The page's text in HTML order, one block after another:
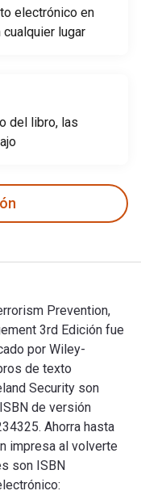
electrónico en
lugar
del libro, las
Prevention,
3rd Edición fue
por Wiley-
de texto
Security son
de versión
Ahorra hasta
impresa al volverte
son ISBN